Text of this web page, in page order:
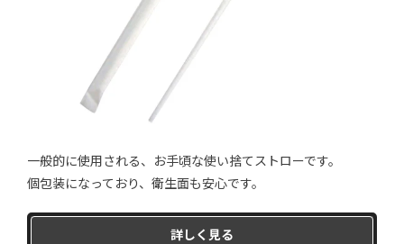
一般的に使用される、お手頃な使い捨てストローです。
個包装になっており、衛生面も安心です。
詳しく見る